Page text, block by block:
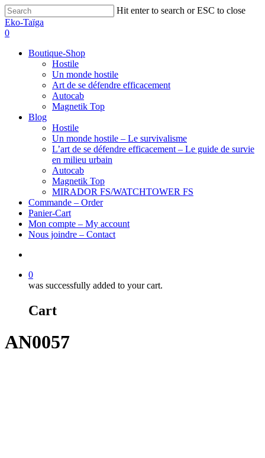
Hit enter to search or ESC to close
Eko-Taïga
0
Boutique-Shop
Hostile
Un monde hostile
Art de se défendre efficacement
Autocab
Magnetik Top
Blog
Hostile
Un monde hostile – Le survivalisme
L’art de se défendre efficacement – Le guide de survie
en milieu urbain
Autocab
Magnetik Top
MIRADOR FS/WATCHTOWER FS
Commande – Order
Panier-Cart
Mon compte – My account
Nous joindre – Contact
0
was successfully added to your cart.
Cart
AN0057